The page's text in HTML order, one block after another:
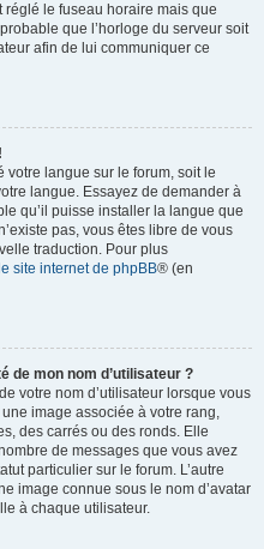
réglé le fuseau horaire mais que
que l’horloge du serveur soit
afin de lui communiquer ce
votre langue sur le forum, soit le
langue. Essayez de demander à
qu’il puisse installer la langue que
pas, vous êtes libre de vous
traduction. Pour plus
le site internet de phpBB® (en
de mon nom d’utilisateur ?
votre nom d’utilisateur lorsque vous
image associée à votre rang,
des carrés ou des ronds. Elle
de messages que vous avez
particulier sur le forum. L’autre
image connue sous le nom d’avatar
à chaque utilisateur.